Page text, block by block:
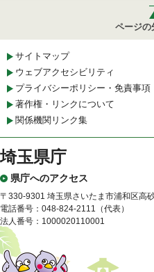
ページの
サイトマップ
ウェブアクセシビリティ
プライバシーポリシー・免責事項
著作権・リンクについて
関係機関リンク集
埼玉県庁
県庁へのアクセス
〒330-9301 埼玉県さいたま市浦和区高
電話番号：048-824-2111（代表）
法人番号：1000020110001